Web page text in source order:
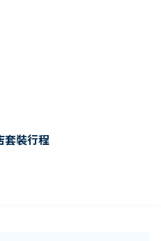
套裝行程